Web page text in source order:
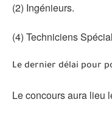
(2) Ingénieurs.
(4) Techniciens
Le dernier délai pour
Le concours aura lieu